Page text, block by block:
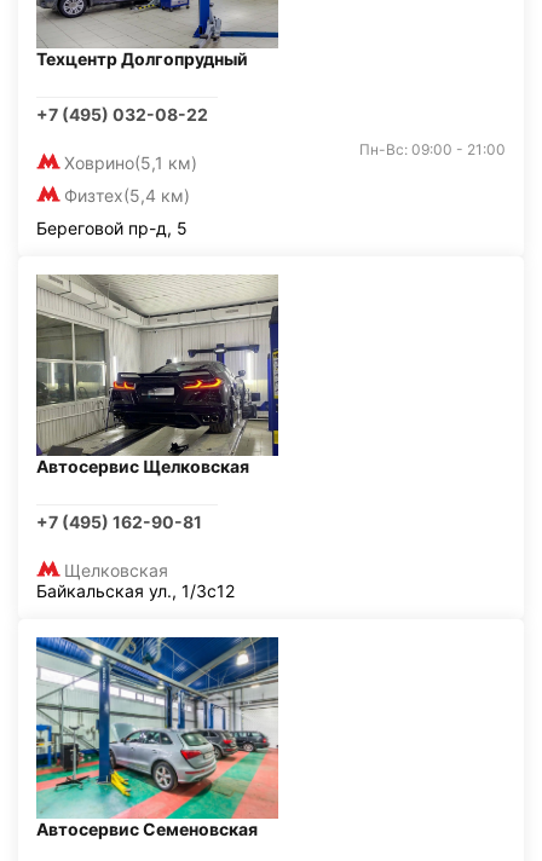
Техцентр Долгопрудный
+7 (495) 032-08-22
Ховрино(5,1 км)
Физтех(5,4 км)
Пн-Вс: 09:00 - 21:00
Береговой пр-д, 5
Автосервис Щелковская
+7 (495) 162-90-81
Щелковская
Байкальская ул., 1/3с12
Автосервис Семеновская